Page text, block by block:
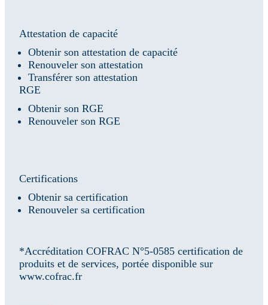
Attestation de capacité
Obtenir son attestation de capacité
Renouveler son attestation
Transférer son attestation
RGE
Obtenir son RGE
Renouveler son RGE
Certifications
Obtenir sa certification
Renouveler sa certification
*Accréditation COFRAC N°5-0585 certification de
produits et de services, portée disponible sur
www.cofrac.fr